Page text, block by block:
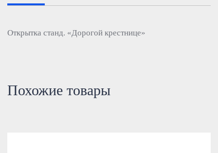
Открытка станд. «Дорогой крестнице»
Похожие товары